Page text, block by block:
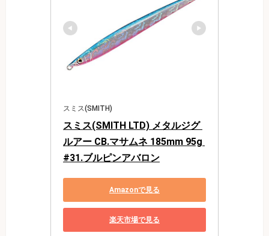
スミス(SMITH)
スミス(SMITH LTD) メタルジグ
ルアー CB.マサムネ 185mm 95g
#31.ブルピンアバロン
Amazonで見る
楽天市場で見る